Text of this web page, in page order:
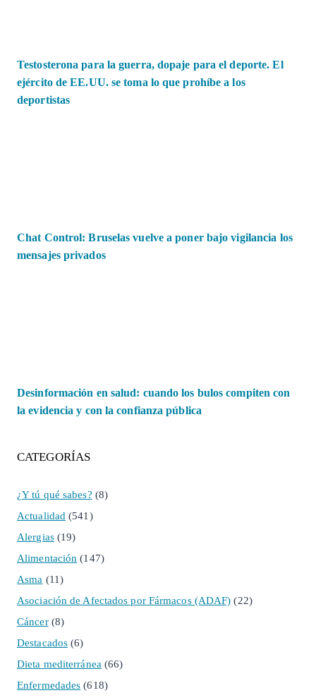
Testosterona para la guerra, dopaje para el deporte. El
ejército de EE.UU. se toma lo que prohíbe a los
deportistas
Chat Control: Bruselas vuelve a poner bajo vigilancia los
mensajes privados
Desinformación en salud: cuando los bulos compiten con
la evidencia y con la confianza pública
CATEGORÍAS
¿Y tú qué sabes? (8)
Actualidad (541)
Alergias(19)
Alimentación (147)
Asma (11)
Asociación de Afectados por Fármacos (ADAF) (22)
Cáncer(8)
Destacados (6)
Dieta mediterránea(66)
Enfermedades (618)